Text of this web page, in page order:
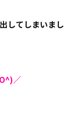
してしまいまし
／